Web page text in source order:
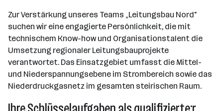
Zur Verstärkung unseres Teams „Leitungsbau Nord"
suchen wir eine engagierte Persönlichkeit, die mit
technischem Know-how und Organisationstalent die
Umsetzung regionaler Leitungsbauprojekte
verantwortet. Das Einsatzgebiet umfasst die Mittel-
und Niederspannungsebene im Strombereich sowie das
Niederdruckgasnetz im gesamten steirischen Raum.